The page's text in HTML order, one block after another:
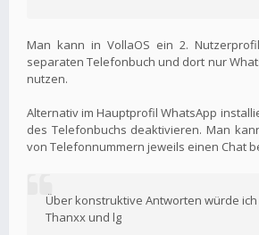
Man kann in VollaOS ein 2.
separaten Telefonbuch und dort nur
nutzen.
Alternativ im Hauptprofil WhatsApp
des Telefonbuchs deaktivieren. Man
von Telefonnummern jeweils einen Chat
Über konstruktive Antworten würde
Thanxx und lg